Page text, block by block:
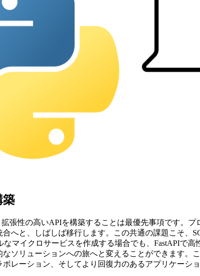
築
張性の高いAPIを構築することは最優先事項です。
へと、しばしば移行します。この共通の課題こそ、
マイクロサービスを作成する場合でも、FastAPIで
ソリューションへの旅へと変えることができます。
レーション、そしてより回復力のあるアプリケーシ